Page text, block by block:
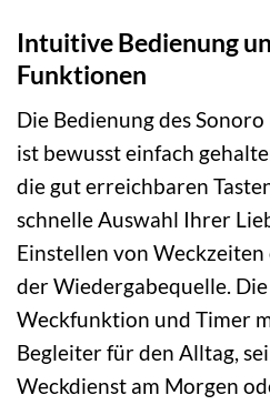
Intuitive Bedienung
Funktionen
Die Bedienung des
ist bewusst einfach
die gut erreichbaren
schnelle Auswahl Ihrer
Einstellen von Weckzeiten
der Wiedergabequelle.
Weckfunktion und Timer
Begleiter für den Alltag,
Weckdienst am Morgen